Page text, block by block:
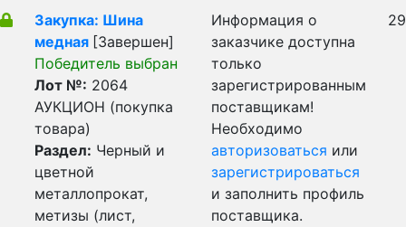
Закупка: Шина
медная [Завершен]
Победитель выбран
Лот №: 2064
АУКЦИОН (покупка
товара)
Раздел: Черный и
цветной
металлопрокат,
метизы (лист,
Информация о
заказчике доступна
только
зарегистрированным
поставщикам!
Необходимо
авторизоваться или
зарегистрироваться
и заполнить профиль
поставщика.